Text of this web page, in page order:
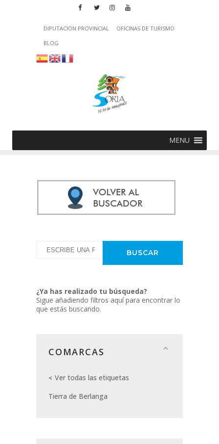
DIPUTACIÓN PROVINCIAL
OFICINAS DE TURISMO
BLOG
MENU
¿Ya has realizado tu búsqueda?
Sigue añadiendo filtros aquí para encontrar lo
que estás buscando.
COMARCAS
Ver todas las etiquetas
Tierra de Berlanga